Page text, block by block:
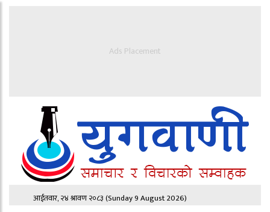
Ads Placement
आईतवार, २४ श्रावण २०८३(Sunday 9 August 2026)